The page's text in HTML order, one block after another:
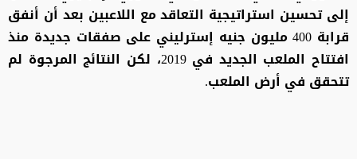
إلى تحسين استراتيجية التعاقد مع اللاعبين بعد أن أنفق
قرابة 400 مليون جنيه إسترليني على صفقات جديدة منذ
افتتاح الملعب الجديد في 2019، لكن النتائج المرجوة لم
تتحقق في أرض الملعب.